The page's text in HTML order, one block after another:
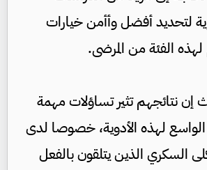
لتحديد أفضل وأأمن خيارات
الفئة من المرضى.
إن نتائجهم تثير تساؤلات مهمة
لهذه الأدوية، خصوصا لدى
السكري الذين يتلقون بالفعل